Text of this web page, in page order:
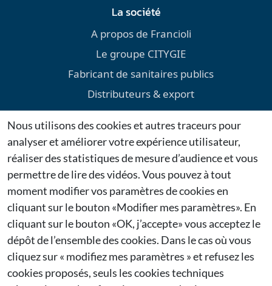
La société
A propos de Francioli
Le groupe CITYGIE
Fabricant de sanitaires publics
Distributeurs & export
Environnement
Téléchargements
Mentions légales
Dernières actualités
Citygie confirme sa présence au Salon Espace Public
2026 à Bruxelles
27/01/2026
Citygie renouvelle sa participation à Municipalia
2026
Nous utilisons des cookies et autres traceurs pour
analyser et améliorer votre expérience utilisateur,
réaliser des statistiques de mesure d’audience et vous
permettre de lire des vidéos. Vous pouvez à tout
moment modifier vos paramètres de cookies en
cliquant sur le bouton «Modifier mes paramètres». En
cliquant sur le bouton «OK, j’accepte» vous acceptez le
dépôt de l’ensemble des cookies. Dans le cas où vous
cliquez sur « modifiez mes paramètres » et refusez les
cookies proposés, seuls les cookies techniques